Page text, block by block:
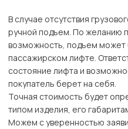
В случае отсутствия
ручной подъем. По желанию
возможность, подъем может
пассажирском лифте.
состояние лифта и
покупатель берет на себя.
Точная стоимость будет
типом изделия, его
Можем с уверенностью